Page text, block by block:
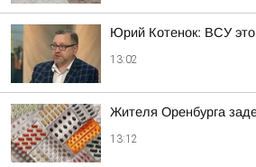
Юрий Котенок: ВСУ
13:02
Жителя Оренбурга
13:12